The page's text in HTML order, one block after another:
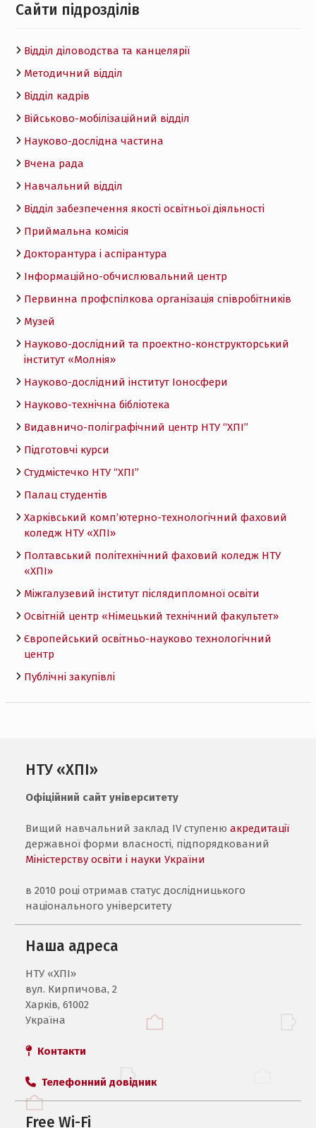
Cайти підрозділів
Відділ діловодства та канцелярії
Методичний відділ
Відділ кадрів
Військово-мобілізаційний відділ
Науково-дослідна частина
Вчена рада
Навчальний відділ
Відділ забезпечення якості освітньої діяльності
Приймальна комісія
Докторантура і аспірантура
Інформаційно-обчислювальний центр
Первинна профспілкова організація співробітників
Музей
Науково-дослідний та проектно-конструкторський
інститут «Молнія»
Науково-дослідний інститут Іоносфери
Науково-технічна бібліотека
Видавничо-поліграфічний центр НТУ “ХПІ”
Підготовчі курси
Студмістечко НТУ “ХПІ”
Палац студентів
Харківський комп’ютерно-технологічний фаховий
коледж НТУ «ХПI»
Полтавський політехнічний фаховий коледж НТУ
«ХПI»
Міжгалузевий інститут післядипломної освіти
Освітній центр «Німецький технічний факультет»
Європейський освітньо-науково технологічний
центр
Публічні закупівлі
НТУ «ХПІ»
Офіційний сайт університету
Вищий навчальний заклад IV ступенюакредитації
державної форми власності, підпорядкований
Міністерству освіти і науки України
в 2010 році отримав статус дослідницького
національного університету
Наша адреса
НТУ «ХПI»
вул. Кирпичова, 2
Харків, 61002
Україна
Контакти
Телефонний довідник
Free Wi-Fi